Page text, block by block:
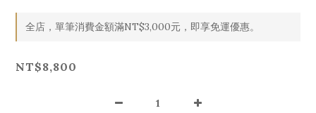
全店，單筆消費金額滿NT$3,000元，即享免運優惠。
NT$8,800